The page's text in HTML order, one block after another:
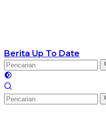
Berita Up To Date